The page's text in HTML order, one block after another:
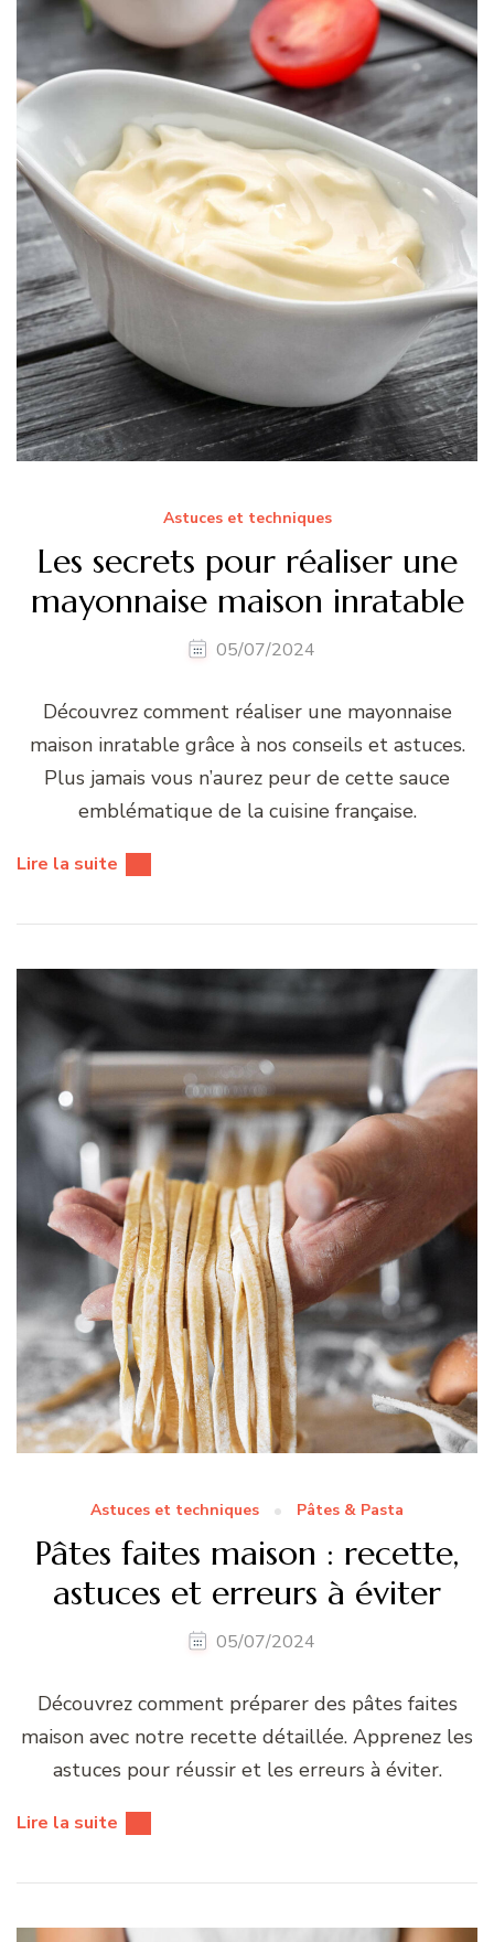
Astuces et techniques
Les secrets pour réaliser une
mayonnaise maison inratable
05/07/2024
Découvrez comment réaliser une mayonnaise
maison inratable grâce à nos conseils et astuces.
Plus jamais vous n’aurez peur de cette sauce
emblématique de la cuisine française.
Lire la suite
Astuces et techniques Pâtes & Pasta
Pâtes faites maison : recette,
astuces et erreurs à éviter
05/07/2024
Découvrez comment préparer des pâtes faites
maison avec notre recette détaillée. Apprenez les
astuces pour réussir et les erreurs à éviter.
Lire la suite